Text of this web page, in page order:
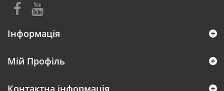
Інформація
Мій Профіль
Контактна інформація